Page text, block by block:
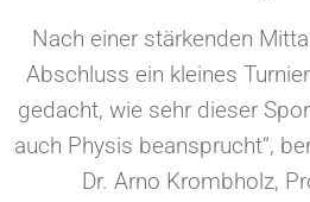
Nach einer stärkenden
Abschluss ein kleines
gedacht, wie sehr dieser
auch Physis beansprucht“,
Dr. Arno Krombholz,